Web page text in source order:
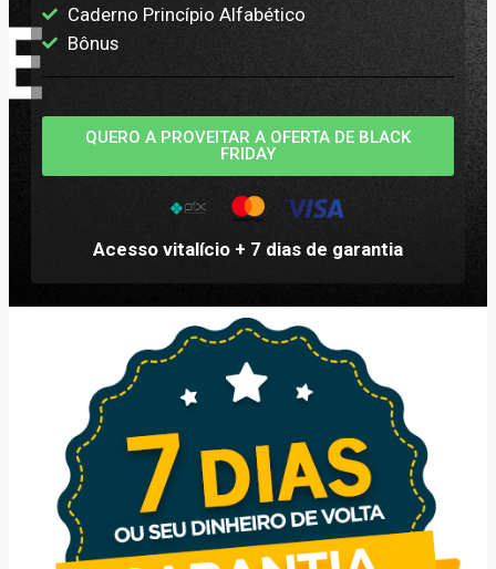
Caderno Princípio Alfabético
Bônus
QUERO A PROVEITAR A OFERTA DE BLACK
FRIDAY
Acesso vitalício + 7 dias de garantia